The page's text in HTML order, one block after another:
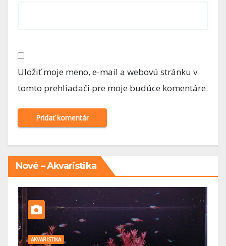
Uložiť moje meno, e-mail a webovú stránku v
tomto prehliadači pre moje budúce komentáre.
Nové – Akvaristika
AKVARISTIKA